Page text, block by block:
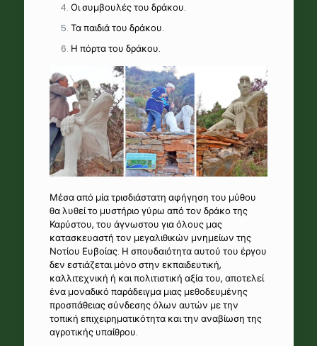
Οι συμβουλές του δράκου.
Τα παιδιά του δράκου.
Η πόρτα του δράκου.
Μέσα από μία τρισδιάστατη αφήγηση του μύθου
θα λυθεί το μυστήριο γύρω από τον δράκο της
Καρύστου, του άγνωστου για όλους μας
κατασκευαστή τον μεγαλιθικών μνημείων της
Νοτίου Ευβοίας. Η σπουδαιότητα αυτού του έργου
δεν εστιάζεται μόνο στην εκπαιδευτική,
καλλιτεχνική ή και πολιτιστική αξία του, αποτελεί
ένα μοναδικό παράδειγμα μιας μεθοδευμένης
προσπάθειας σύνδεσης όλων αυτών με την
τοπική επιχειρηματικότητα και την αναβίωση της
αγροτικής υπαίθρου.